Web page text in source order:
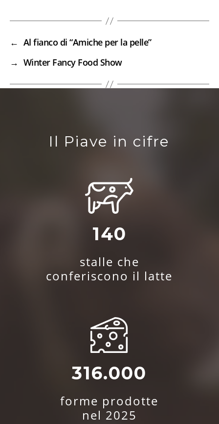
← Al fianco di “Amiche per la pelle”
→ Winter Fancy Food Show
Il Piave in cifre
140
stalle che
conferiscono il latte
316.000
forme prodotte
nel 2025